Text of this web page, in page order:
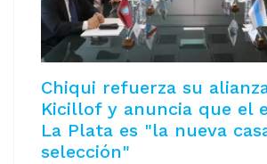
Chiqui refuerza su
Kicillof y anuncia que el
La Plata es "la nueva
selección"